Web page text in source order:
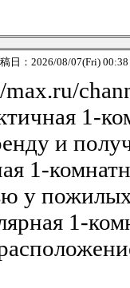
日：2026/08/07(Fri)
max.ru/
1-
и
1-
у
1-